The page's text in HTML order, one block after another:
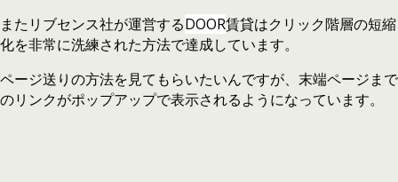
またリブセンス社が運営するDOOR賃貸はクリック階層の短縮
化を非常に洗練された方法で達成しています。
ページ送りの方法を見てもらいたいんですが、末端ページまで
のリンクがポップアップで表示されるようになっています。